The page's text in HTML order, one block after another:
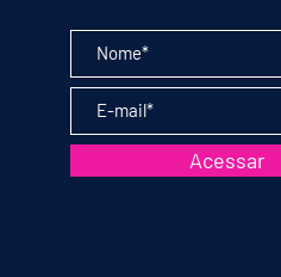
Acessar